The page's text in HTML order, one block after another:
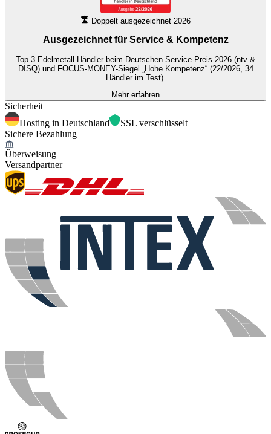
Doppelt ausgezeichnet 2026
Ausgezeichnet für Service & Kompetenz
Top 3 Edelmetall-Händler beim Deutschen Service-Preis 2026 (ntv &
DISQ) und FOCUS-MONEY-Siegel „Hohe Kompetenz“ (22/2026, 34
Händler im Test).
Mehr erfahren
Sicherheit
Hosting in Deutschland
SSL verschlüsselt
Sichere Bezahlung
Überweisung
Versandpartner